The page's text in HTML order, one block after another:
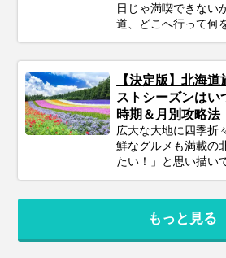
ィ、ホテル選びの秘
な持ち物や注意点ま
る北海道旅行を実現
日じゃ満喫できな
道、どこへ行って何
な自然、美味しいグ
をたっぷり楽しむこ
事では、忙しいあな
北海道旅行を最大限
立て方から、エリア
せるための秘訣まで
届けします。あなた
行を実現するための
【決定版】北海
ストシーズンはい
時期＆月別攻略法
広大な大地に四季折
鮮なグルメも満載の
たい！」と思い描い
シーズンはいつ？
ね。北海道は訪れる
もっと見る